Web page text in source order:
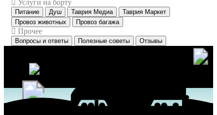
Услуги на борту
Питание Душ Таврия Медиа
Таврия Маркет
Провоз животных
Провоз багажа
Прочее
Вопросы и ответы Полезные советы Отзывы